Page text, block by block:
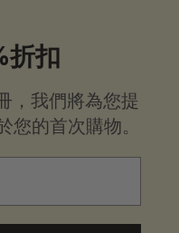
折扣
，我們將為您提
的首次購物。